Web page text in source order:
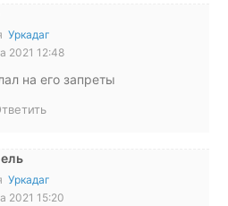
Уркадаг
2021 12:48
на его запреты
Уркадаг
2021 15:20